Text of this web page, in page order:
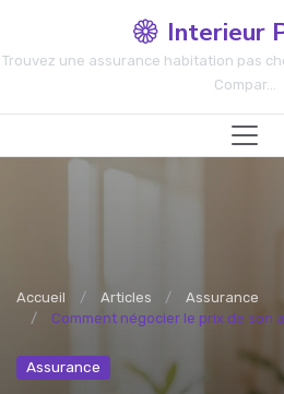
Interieur
Trouvez une assurance habitation pas
Compar...
Accueil Articles
Assurance
Comment négocier le prix de son
Assurance